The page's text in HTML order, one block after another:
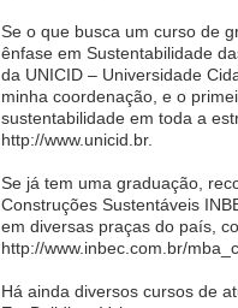
Se o que busca um curso de
ênfase em Sustentabilidade
da UNICID – Universidade
minha coordenação, e o
sustentabilidade em toda a
http://www.unicid.br.
Se já tem uma graduação,
Construções Sustentáveis
em diversas praças do país,
http://www.inbec.com.br/
Há ainda diversos cursos de